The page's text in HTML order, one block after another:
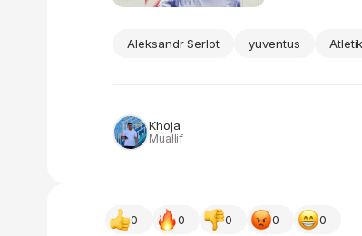
Aleksandr Serlot yuventus
Khoja
Muallif
0 0 0 0 0